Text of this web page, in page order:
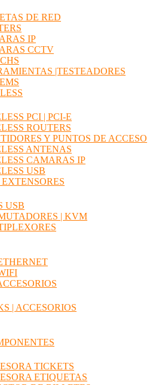
DE RED
IP
CCTV
|TESTEADORES
PCI | PCI-E
ROUTERS
Y PUNTOS DE ACCESO
ANTENAS
CAMARAS IP
USB
USB
| KVM
| ACCESORIOS
TICKETS
ETIQUETAS